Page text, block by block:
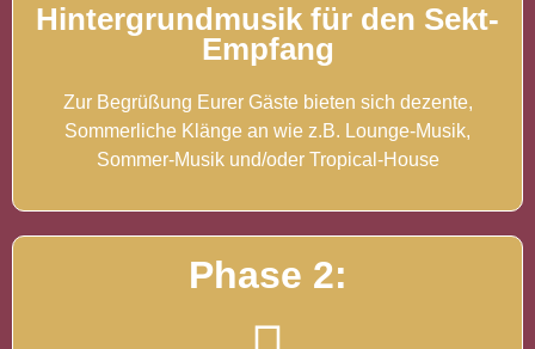
Hintergrundmusik für den Sekt-
Empfang
Zur Begrüßung Eurer Gäste bieten sich dezente,
Sommerliche Klänge an wie z.B. Lounge-Musik,
Sommer-Musik und/oder Tropical-House
Phase 2: